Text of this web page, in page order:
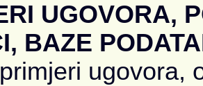
UGOVORA,
BAZE
ugovora,